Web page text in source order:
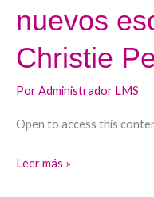
nuevos
Christie
PorAdministrador LMS
Open to access this
nuevos
escenarios.
Dra.
Christie
25
Leer más »